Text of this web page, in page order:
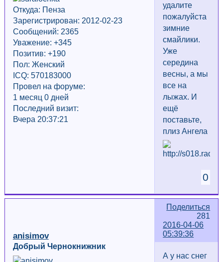
Откуда: Пенза
Зарегистрирован: 2012-02-23
Сообщений: 2365
Уважение: +345
Позитив: +190
Пол: Женский
ICQ: 570183000
Провел на форуме:
1 месяц 0 дней
Последний визит:
Вчера 20:37:21
удалите
пожалуйста
зимние
смайлики.
Уже
середина
весны, а мы
все на
лыжах. И
ещё
поставьте,
плиз Ангела
0
Поделиться
281
2016-04-06
05:39:36
anisimov
Добрый Чернокнижник
А у нас снег